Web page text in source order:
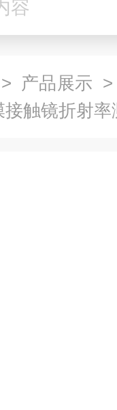
> 产品展示
触镜折射率